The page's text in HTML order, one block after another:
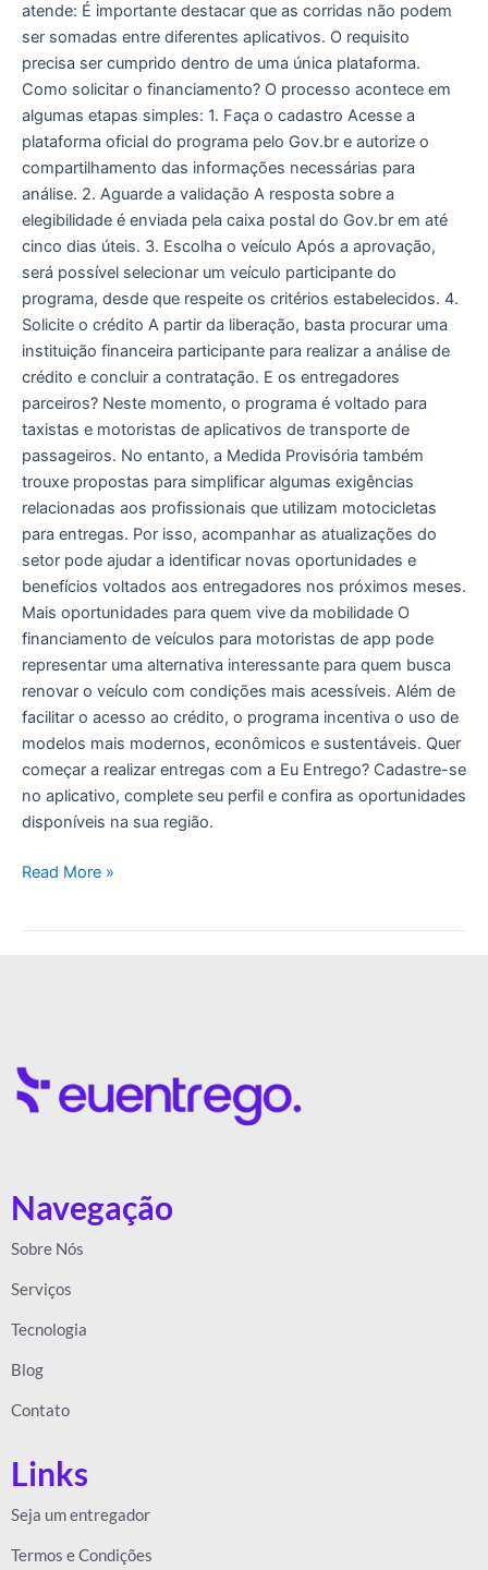
atende: É importante destacar que as corridas não podem
ser somadas entre diferentes aplicativos. O requisito
precisa ser cumprido dentro de uma única plataforma.
Como solicitar o financiamento? O processo acontece em
algumas etapas simples: 1. Faça o cadastro Acesse a
plataforma oficial do programa pelo Gov.br e autorize o
compartilhamento das informações necessárias para
análise. 2. Aguarde a validação A resposta sobre a
elegibilidade é enviada pela caixa postal do Gov.br em até
cinco dias úteis. 3. Escolha o veículo Após a aprovação,
será possível selecionar um veículo participante do
programa, desde que respeite os critérios estabelecidos. 4.
Solicite o crédito A partir da liberação, basta procurar uma
instituição financeira participante para realizar a análise de
crédito e concluir a contratação. E os entregadores
parceiros? Neste momento, o programa é voltado para
taxistas e motoristas de aplicativos de transporte de
passageiros. No entanto, a Medida Provisória também
trouxe propostas para simplificar algumas exigências
relacionadas aos profissionais que utilizam motocicletas
para entregas. Por isso, acompanhar as atualizações do
setor pode ajudar a identificar novas oportunidades e
benefícios voltados aos entregadores nos próximos meses.
Mais oportunidades para quem vive da mobilidade O
financiamento de veículos para motoristas de app pode
representar uma alternativa interessante para quem busca
renovar o veículo com condições mais acessíveis. Além de
facilitar o acesso ao crédito, o programa incentiva o uso de
modelos mais modernos, econômicos e sustentáveis. Quer
começar a realizar entregas com a Eu Entrego? Cadastre-se
no aplicativo, complete seu perfil e confira as oportunidades
disponíveis na sua região.
Read More »
Navegação
Sobre Nós
Serviços
Tecnologia
Blog
Contato
Links
Seja um entregador
Termos e Condições